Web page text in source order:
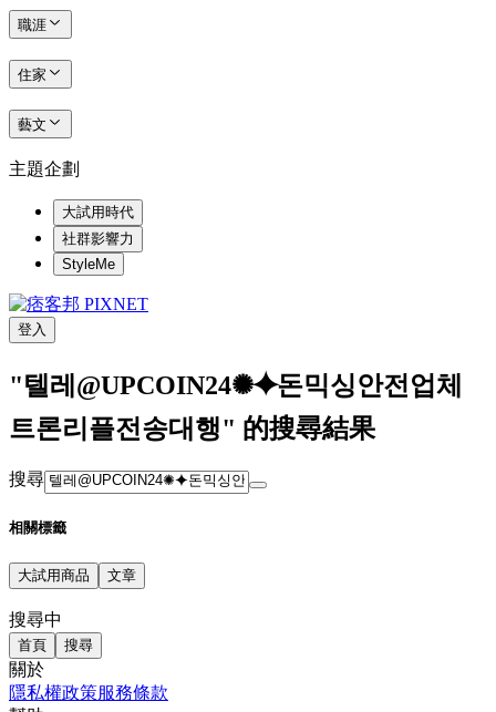
職涯
住家
藝文
主題企劃
大試用時代
社群影響力
StyleMe
登入
"텔레@UPCOIN24✺⯌돈믹싱안전업체
트론리플전송대행" 的搜尋結果
搜尋
相關標籤
大試用商品 文章
搜尋中
首頁 搜尋
關於
隱私權政策服務條款